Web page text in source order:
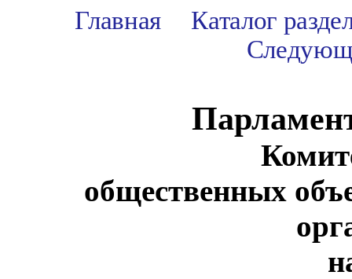
Главная
Каталог
общественных